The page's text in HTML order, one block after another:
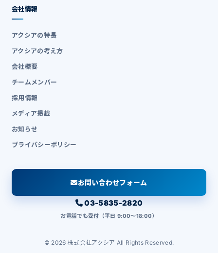
会社情報
アクシアの特長
アクシアの考え方
会社概要
チームメンバー
採用情報
メディア掲載
お知らせ
プライバシーポリシー
お問い合わせフォーム
03-5835-2820
お電話でも受付（平日 9:00〜18:00）
© 2026 株式会社アクシア All Rights Reserved.